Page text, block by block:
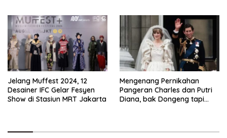
Jelang Muffest 2024, 12
Desainer IFC Gelar Fesyen
Show di Stasiun MRT Jakarta
Mengenang Pernikahan
Pangeran Charles dan Putri
Diana, bak Dongeng tapi